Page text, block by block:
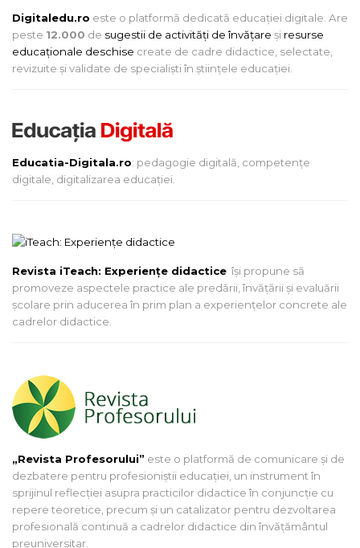
Digitaledu.ro este o platformă dedicată educației digitale. Are
peste 12.000 de sugestii de activități de învățare și resurse
educaționale deschise create de cadre didactice, selectate,
revizuite și validate de specialiști în științele educației.
Educatia-Digitala.ro: pedagogie digitală, competențe
digitale, digitalizarea educației.
Revista iTeach: Experienţe didactice îşi propune să
promoveze aspectele practice ale predării, învăţării şi evaluării
şcolare prin aducerea în prim plan a experienţelor concrete ale
cadrelor didactice.
„Revista Profesorului” este o platformă de comunicare și de
dezbatere pentru profesioniștii educației, un instrument în
sprijinul reflecției asupra practicilor didactice în conjuncție cu
repere teoretice, precum și un catalizator pentru dezvoltarea
profesională continuă a cadrelor didactice din învățământul
preuniversitar.